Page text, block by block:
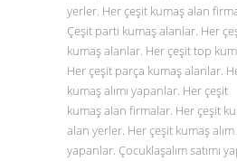
yerler. Her çeşit kumaş alan
Çeşit parti kumaş alanlar. Her
kumaş alanlar. Her çeşit top
Her çeşit parça kumaş alanlar.
kumaş alımı yapanlar. Her çeşit
kumaş alan firmalar. Her çeşit
alan yerler. Her çeşit kumaş alım
yapanlar. Çocuklaşalım satımı